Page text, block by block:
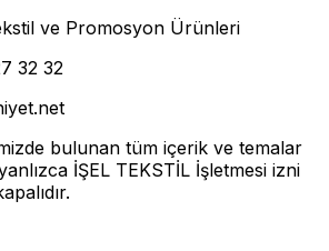
ve Promosyon Ürünleri
32 32
bulunan tüm içerik ve temalar
İŞEL TEKSTİL İşletmesi izni